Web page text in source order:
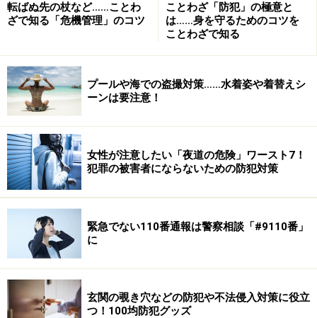
転ばぬ先の杖など……ことわ
ざで知る「危機管理」のコツ
ことわざ「防犯」の極意と
は……身を守るためのコツを
ことわざで知る
プールや海での盗撮対策……水着姿や着替えシ
ーンは要注意！
女性が注意したい「夜道の危険」ワースト7！
犯罪の被害者にならないための防犯対策
緊急でない110番通報は警察相談「#9110番」
に
玄関の覗き穴などの防犯や不法侵入対策に役立
つ！100均防犯グッズ